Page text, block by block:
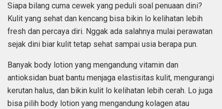
Siapa bilang cuma cewek yang peduli soal penuaan dini?
Kulit yang sehat dan kencang bisa bikin lo kelihatan lebih
fresh dan percaya diri. Nggak ada salahnya mulai perawatan
sejak dini biar kulit tetap sehat sampai usia berapa pun.
Banyak body lotion yang mengandung vitamin dan
antioksidan buat bantu menjaga elastisitas kulit, mengurangi
kerutan halus, dan bikin kulit lo kelihatan lebih cerah. Lo juga
bisa pilih body lotion yang mengandung kolagen atau